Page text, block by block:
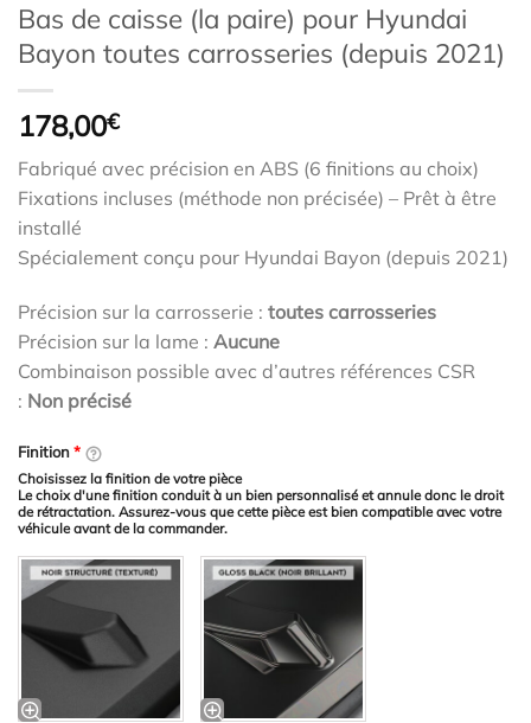
Bas de caisse (la paire) pour Hyundai
Bayon toutes carrosseries (depuis 2021)
178,00€
Fabriqué avec précision en ABS (6 finitions au choix)
Fixations incluses (méthode non précisée) – Prêt à être
installé
Spécialement conçu pour Hyundai Bayon (depuis 2021)
Précision sur la carrosserie : toutes carrosseries
Précision sur la lame : Aucune
Combinaison possible avec d’autres références CSR
: Non précisé
Finition*
Choisissez la finition de votre pièce
Le choix d'une finition conduit à un bien personnalisé et annule donc le droit
de rétractation. Assurez-vous que cette pièce est bien compatible avec votre
véhicule avant de la commander.